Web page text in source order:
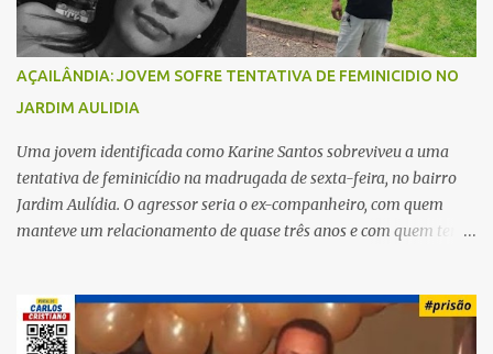
AÇAILÂNDIA: JOVEM SOFRE TENTATIVA DE FEMINICIDIO NO
JARDIM AULIDIA
Uma jovem identificada como Karine Santos sobreviveu a uma
tentativa de feminicídio na madrugada de sexta-feira, no bairro
Jardim Aulídia. O agressor seria o ex-companheiro, com quem
manteve um relacionamento de quase três anos e com quem tem
ela deixou claro que não queria. Naquela noite, a vítima recebeu o
convite de um amigo para ir a uma festa. Ao chegar ao local,